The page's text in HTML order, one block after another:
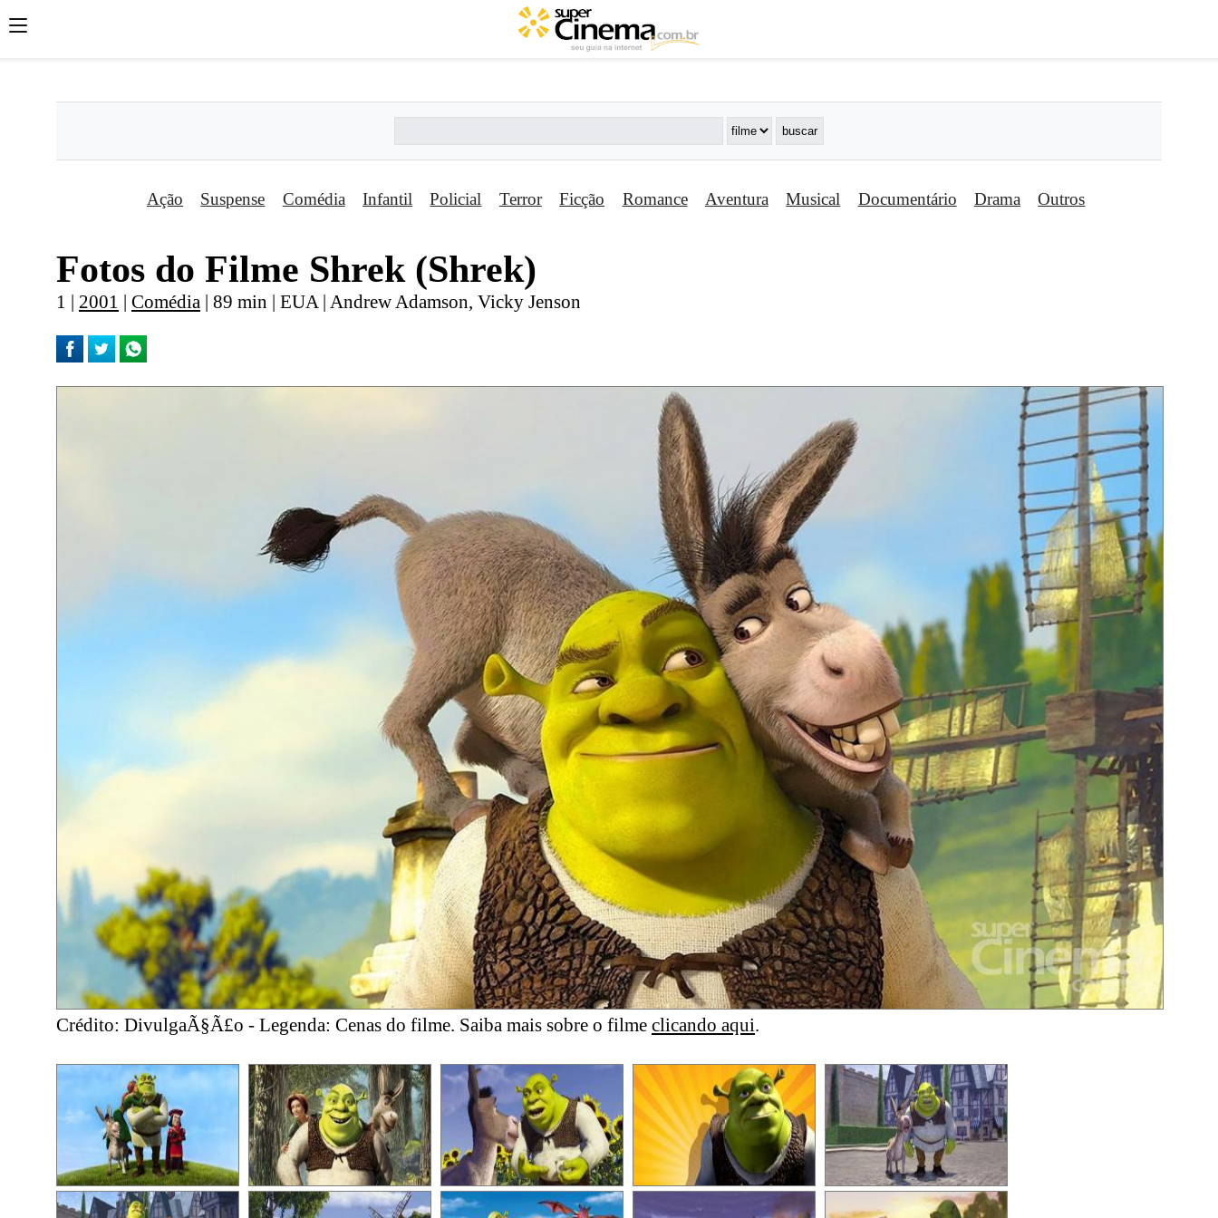
';';
Ação Suspense Comédia Infantil Policial Terror Ficção Romance Aventura Musical Documentário Drama Outros
Fotos do Filme Shrek (Shrek)
1 | 2001 | Comédia | 89 min | EUA | Andrew Adamson, Vicky Jenson
Crédito: DivulgaÃ§Ã£o - Legenda: Cenas do filme. Saiba mais sobre o filme clicando aqui.